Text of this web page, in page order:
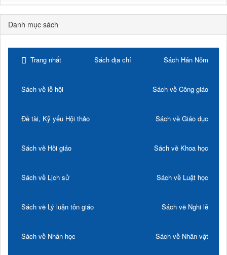
đời sống văn hoá xã hội. Chương 3: Đề cập
đến Islam giáo trong nền chính trị ở Malaysia
Danh mục sách
Trang nhất Sách địa chí Sách Hán Nôm
Sách về lễ hội Sách về Công giáo
Đề tài, Kỷ yếu Hội thảo Sách về Giáo dục
Sách về Hồi giáo Sách về Khoa học
Sách về Lịch sử Sách về Luật học
Sách về Lý luận tôn giáo Sách về Nghi lễ
Sách về Nhân học Sách về Nhân vật